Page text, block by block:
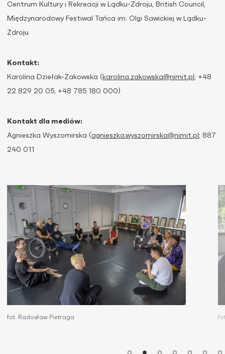
Centrum Kultury i Rekreacji w Lądku-Zdroju, British Council,
Międzynarodowy Festiwal Tańca im. Olgi Sawickiej w Lądku-
Zdroju
Kontakt:
Karolina Dziełak-Żakowska ( karolina.zakowska@nimit.pl ; +48
22 829 20 05, +48 785 180 000)
Kontakt dla mediów:
Agnieszka Wyszomirska (agnieszka.wyszomirska@nimit.pl ; 887
240 011
fot. Radosław Pietraga